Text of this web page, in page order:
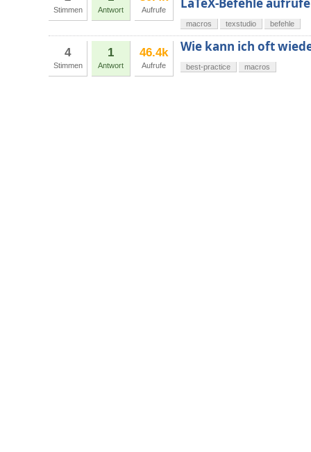
Stimmen Antwort Aufrufe LaTeX-Befehle
macros texstudio befehle
4
Stimmen
1
Antwort
46.4k
Aufrufe
Wie kann ich oft
best-practice macros